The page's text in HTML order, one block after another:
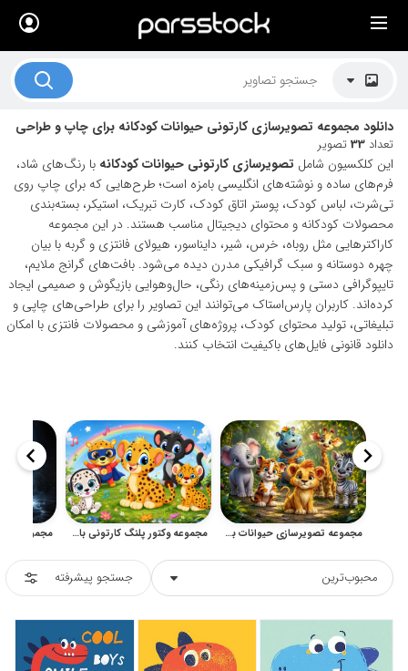
دانلود مجموعه تصویرسازی کارتونی حیوانات کودکانه برای چاپ و طراحی
تعداد 33تصویر
این کلکسیون شامل تصویرسازی کارتونی حیوانات کودکانه با رنگ‌های شاد،
فرم‌های ساده و نوشته‌های انگلیسی بامزه است؛ طرح‌هایی که برای چاپ روی
تی‌شرت، لباس کودک، پوستر اتاق کودک، کارت تبریک، استیکر، بسته‌بندی
محصولات کودکانه و محتوای دیجیتال مناسب هستند. در این مجموعه
کاراکترهایی مثل روباه، خرس، شیر، دایناسور، هیولای فانتزی و گربه با بیان
چهره دوستانه و سبک گرافیکی مدرن دیده می‌شود. بافت‌های گرانج ملایم،
تایپوگرافی دستی و پس‌زمینه‌های رنگی، حال‌وهوایی بازیگوش و صمیمی ایجاد
کرده‌اند. کاربران پارس‌استاک می‌توانند این تصاویر را برای طراحی‌های چاپی و
تبلیغاتی، تولید محتوای کودک، پروژه‌های آموزشی و محصولات فانتزی با امکان
دانلود قانونی فایل‌های باکیفیت انتخاب کنند.
مجموعه تصویرسازی حیوانات بامزه کارتونی برای طراحی کودکانه مجموعه وکتور پلنگ کارتونی بامزه برای طراحی کودکانه
محبوب‌ترین جستجو پیشرفته
× لیست قیمت ها
موضوعات تصاویر
دکوراسیون و فضاها
هنرمندان ایرانی
کسب درآمد از فروش تصاویر
021 28428845
تماس با ما
بلاگ پارس استاک